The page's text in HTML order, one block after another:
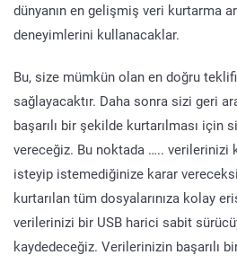
dünyanın en gelişmiş veri kurtarma
deneyimlerini kullanacaklar.
Bu, size mümkün olan en doğru
sağlayacaktır. Daha sonra sizi geri
başarılı bir şekilde kurtarılması için
vereceğiz. Bu noktada ….. verilerinizi
isteyip istemediğinize karar
kurtarılan tüm dosyalarınıza kolay
verilerinizi bir USB harici sabit
kaydedeceğiz. Verilerinizin başarılı